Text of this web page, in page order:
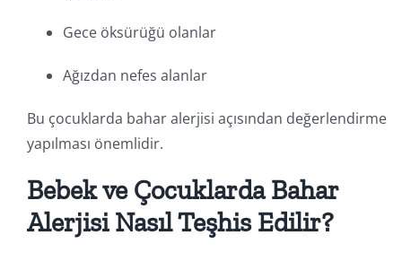
Gece öksürüğü olanlar
Ağızdan nefes alanlar
Bu çocuklarda bahar alerjisi açısından değerlendirme
yapılması önemlidir.
Bebek ve Çocuklarda Bahar
Alerjisi Nasıl Teşhis Edilir?